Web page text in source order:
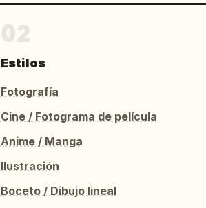
Estilos
Fotografía
Cine / Fotograma de película
Anime / Manga
Ilustración
Boceto / Dibujo lineal